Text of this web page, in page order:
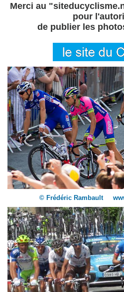
Merci au
pour
de publier les
© Frédéric Rambault